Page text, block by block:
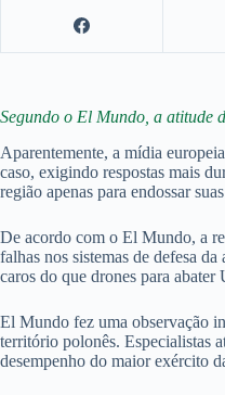
Segundo o El Mundo, a atitude
Aparentemente, a mídia
caso, exigindo respostas mais
região apenas para endossar
De acordo com o El Mundo, a
falhas nos sistemas de defesa
caros do que drones para abater
El Mundo fez uma observação
território polonês. Especialistas
desempenho do maior exército